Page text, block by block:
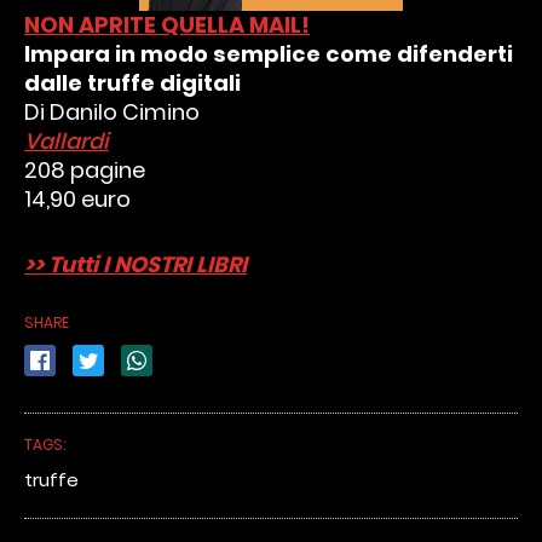
NON APRITE QUELLA MAIL!
Impara in modo semplice come difenderti
dalle truffe digitali
Di Danilo Cimino
Vallardi
208 pagine
14,90 euro
>> Tutti I NOSTRI LIBRI
SHARE
TAGS:
truffe